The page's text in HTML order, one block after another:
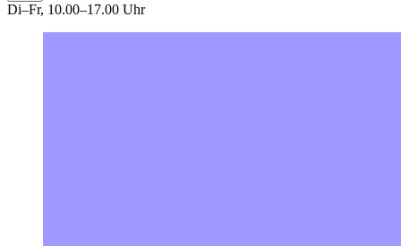
Di–Fr, 10.00–17.00 Uhr